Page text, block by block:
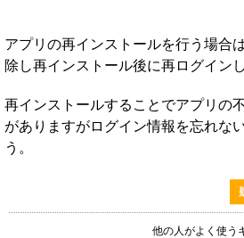
アプリの再インストールを行う場合
除し再インストール後に再ログイン
再インストールすることでアプリの
がありますがログイン情報を忘れな
う。
他の人がよく使う